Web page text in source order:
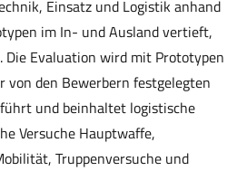
Einsatz und Logistik anhand
im In- und Ausland vertieft,
Evaluation wird mit Prototypen
von den Bewerbern festgelegten
und beinhaltet logistische
Versuche Hauptwaffe,
Truppenversuche und